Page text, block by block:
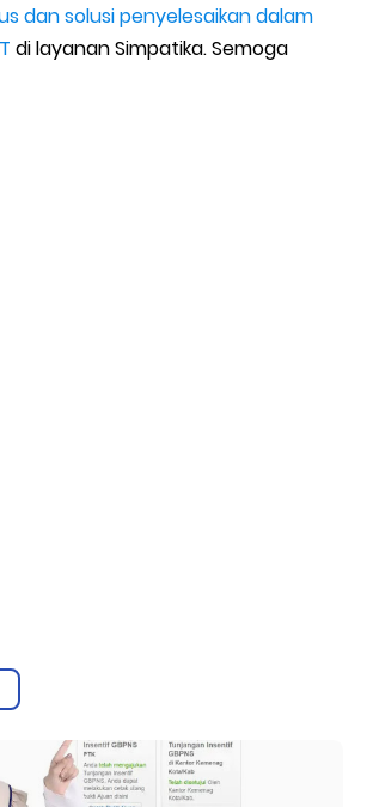
dan solusi penyelesaikan dalam
di layanan Simpatika. Semoga